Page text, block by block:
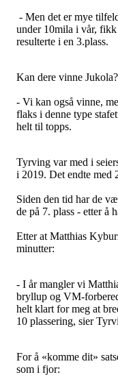
- Men det er mye
under 10mila i vår,
resulterte i en 3.plass.
Kan dere vinne Jukola?
- Vi kan også vinne,
flaks i denne type
helt til topps.
Tyrving var med i
i 2019. Det endte med
Siden den tid har de
de på 7. plass - etter å
Etter at Matthias
minutter:
- I år mangler vi
bryllup og VM-
helt klart for meg at
10 plassering, sier
For å «komme dit»
som i fjor: